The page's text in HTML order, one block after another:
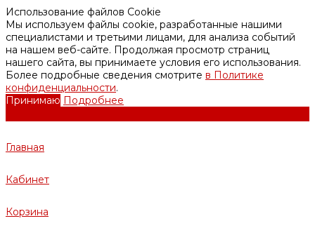
Использование файлов Cookie
Мы используем файлы cookie, разработанные нашими
специалистами и третьими лицами, для анализа событий
на нашем веб-сайте. Продолжая просмотр страниц
нашего сайта, вы принимаете условия его использования.
Более подробные сведения смотрите в Политике
конфиденциальности.
Принимаю Подробнее
Главная
Кабинет
Корзина